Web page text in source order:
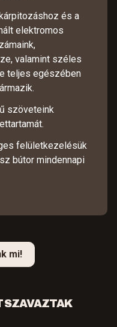
és a
elektromos
valamint széles
teljes egészében
szöveteink
felületkezelésük
bútor mindennapi
mi!
SZAVAZTAK